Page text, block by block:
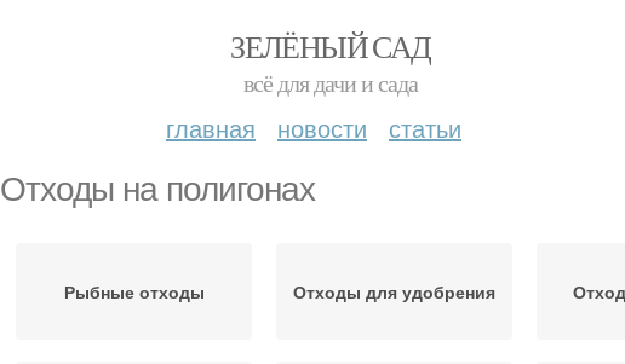
ЗЕЛЁНЫЙ САД
всё для дачи и сада
главная новости статьи
Отходы на полигонах
Рыбные отходы Отходы для удобрения